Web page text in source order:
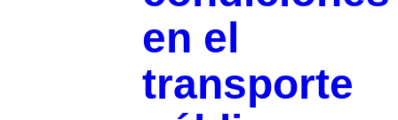
en el
transporte